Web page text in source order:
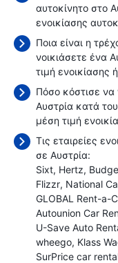
αυτοκίνητο στο
ενοικίασης
Ποια είναι η
νοικιάσετε ένα
τιμή ενοικίασης
Πόσο κόστισε να
Αυστρία κατά
μέση τιμή
Τις εταιρείες
σε Αυστρία:
Sixt Hertz
Flizzr National
GLOBAL Rent-a-
Autounion Car
U-Save Auto
wheego Klass
SurPrice car